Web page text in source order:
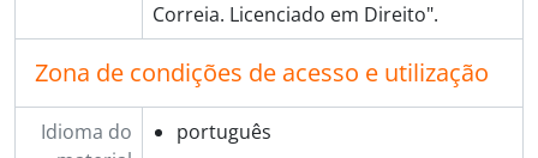
Correia. Licenciado em Direito".
Zona de condições de acesso e utilização
Idioma do
português